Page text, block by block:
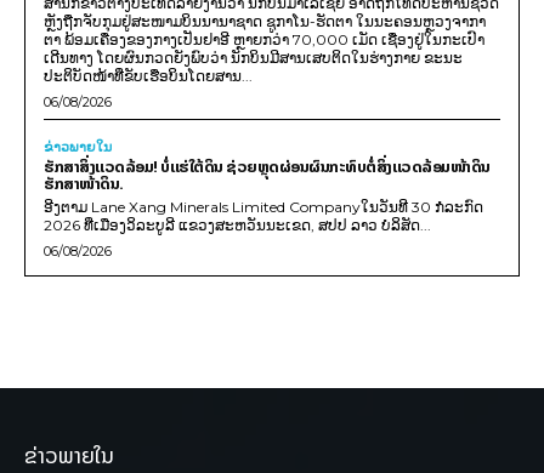
ຫຼັງຖືກຈັບກຸມຢູ່ສະໜາມບິນນານາຊາດ ຊູກາໂນ-ຮັດຕາ ໃນນະຄອນຫຼວງຈາກາ
ຕາ ພ້ອມເຄື່ອງຂອງກາງເປັນຢາອີ ຫຼາຍກວ່າ 70,000 ເມັດ ເຊື່ອງຢູ່ໃນກະເປົາ
ເດີນທາງ ໂດຍຜົນກວດຍັງພົບວ່າ ນັກບິນມີສານເສບຕິດໃນຮ່າງກາຍ ຂະນະ
ປະຕິບັດໜ້າທີ່ຂັບເຮືອບິນໂດຍສານ...
06/08/2026
ຂ່າວພາຍ​ໃນ
ຮັກສາສິ່ງແວດລ້ອມ! ບໍ່ແຮ່ໃຕ້ດິນ ຊ່ວຍຫຼຸດຜ່ອນຜົນກະທົບຕໍ່ສິ່ງແວດລ້ອມໜ້າດິນ
ຮັກສາໜ້າດິນ.
ອີງຕາມ Lane Xang Minerals Limited Companyໃນວັນທີ 30 ກໍລະກົດ
2026 ທີ່ເມືອງວິລະບູລີ ແຂວງສະຫວັນນະເຂດ, ສປປ ລາວ ບໍລິສັດ...
06/08/2026
ຂ່າວພາຍໃນ